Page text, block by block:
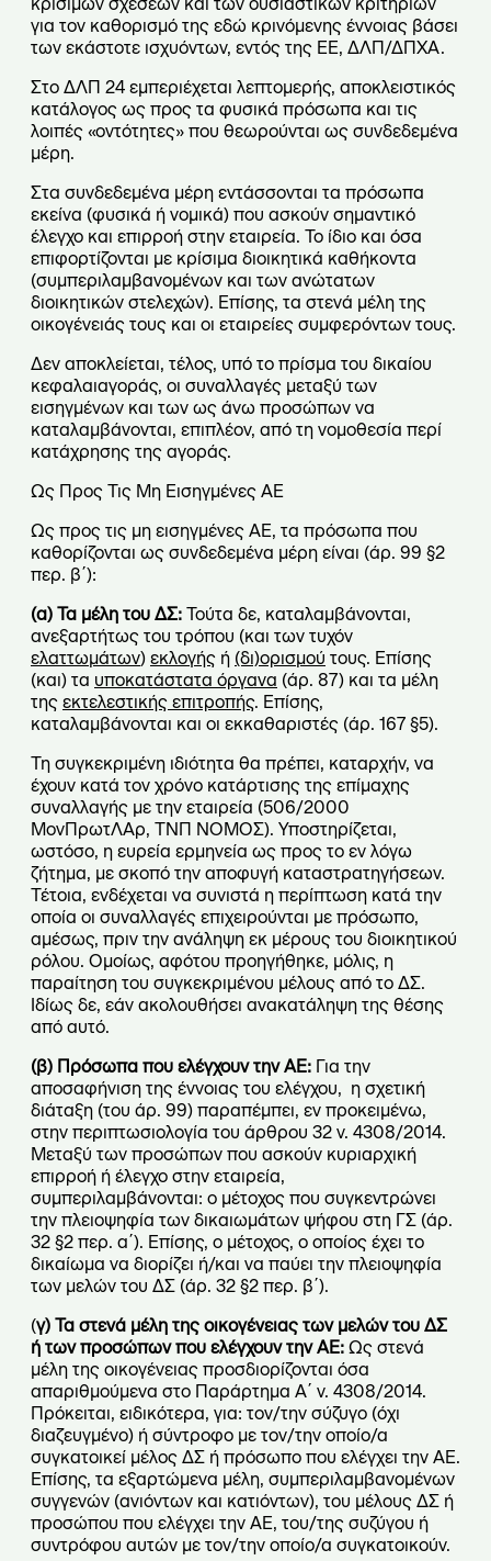
για τον καθορισμό της εδώ κρινόμενης έννοιας βάσει
των εκάστοτε ισχυόντων, εντός της ΕΕ, ΔΛΠ/ΔΠΧΑ.
Στο ΔΛΠ 24 εμπεριέχεται λεπτομερής, αποκλειστικός
κατάλογος ως προς τα φυσικά πρόσωπα και τις
λοιπές «οντότητες» που θεωρούνται ως συνδεδεμένα
μέρη.
Στα συνδεδεμένα μέρη εντάσσονται τα πρόσωπα
εκείνα (φυσικά ή νομικά) που ασκούν σημαντικό
έλεγχο και επιρροή στην εταιρεία. Το ίδιο και όσα
επιφορτίζονται με κρίσιμα διοικητικά καθήκοντα
(συμπεριλαμβανομένων και των ανώτατων
διοικητικών στελεχών). Επίσης, τα στενά μέλη της
οικογένειάς τους και οι εταιρείες συμφερόντων τους.
Δεν αποκλείεται, τέλος, υπό το πρίσμα του δικαίου
κεφαλαιαγοράς, οι συναλλαγές μεταξύ των
εισηγμένων και των ως άνω προσώπων να
καταλαμβάνονται, επιπλέον, από τη νομοθεσία περί
κατάχρησης της αγοράς.
Ως Προς Τις Μη Εισηγμένες ΑΕ
Ως προς τις μη εισηγμένες ΑΕ, τα πρόσωπα που
καθορίζονται ως συνδεδεμένα μέρη είναι (άρ. 99 §2
περ. β΄):
(α) Τα μέλη του ΔΣ: Τούτα δε, καταλαμβάνονται,
ανεξαρτήτως του τρόπου (και των τυχόν
ελαττωμάτων) εκλογής ή (δι)ορισμού τους. Επίσης
(και) τα υποκατάστατα όργανα (άρ. 87) και τα μέλη
της εκτελεστικής επιτροπής. Επίσης,
καταλαμβάνονται και οι εκκαθαριστές (άρ. 167 §5).
Τη συγκεκριμένη ιδιότητα θα πρέπει, καταρχήν, να
έχουν κατά τον χρόνο κατάρτισης της επίμαχης
συναλλαγής με την εταιρεία (506/2000
ΜονΠρωτΛΑρ, ΤΝΠ ΝΟΜΟΣ). Υποστηρίζεται,
ωστόσο, η ευρεία ερμηνεία ως προς το εν λόγω
ζήτημα, με σκοπό την αποφυγή καταστρατηγήσεων.
Τέτοια, ενδέχεται να συνιστά η περίπτωση κατά την
οποία οι συναλλαγές επιχειρούνται με πρόσωπο,
αμέσως, πριν την ανάληψη εκ μέρους του διοικητικού
ρόλου. Ομοίως, αφότου προηγήθηκε, μόλις, η
παραίτηση του συγκεκριμένου μέλους από το ΔΣ.
Ιδίως δε, εάν ακολουθήσει ανακατάληψη της θέσης
από αυτό.
(β) Πρόσωπα που ελέγχουν την ΑΕ: Για την
αποσαφήνιση της έννοιας του ελέγχου, η σχετική
διάταξη (του άρ. 99) παραπέμπει, εν προκειμένω,
στην περιπτωσιολογία του άρθρου 32 ν. 4308/2014.
Μεταξύ των προσώπων που ασκούν κυριαρχική
επιρροή ή έλεγχο στην εταιρεία,
συμπεριλαμβάνονται: ο μέτοχος που συγκεντρώνει
την πλειοψηφία των δικαιωμάτων ψήφου στη ΓΣ (άρ.
32 §2 περ. α΄). Επίσης, ο μέτοχος, ο οποίος έχει το
δικαίωμα να διορίζει ή/και να παύει την πλειοψηφία
των μελών του ΔΣ (άρ. 32 §2 περ. β΄).
(γ) Τα στενά μέλη της οικογένειας των μελών του ΔΣ
ή των προσώπων που ελέγχουν την ΑΕ: Ως στενά
μέλη της οικογένειας προσδιορίζονται όσα
απαριθμούμενα στο Παράρτημα Α΄ ν. 4308/2014.
Πρόκειται, ειδικότερα, για: τον/την σύζυγο (όχι
διαζευγμένο) ή σύντροφο με τον/την οποίο/α
συγκατοικεί μέλος ΔΣ ή πρόσωπο που ελέγχει την ΑΕ.
Επίσης, τα εξαρτώμενα μέλη, συμπεριλαμβανομένων
συγγενών (ανιόντων και κατιόντων), του μέλους ΔΣ ή
προσώπου που ελέγχει την ΑΕ, του/της συζύγου ή
συντρόφου αυτών με τον/την οποίο/α συγκατοικούν.